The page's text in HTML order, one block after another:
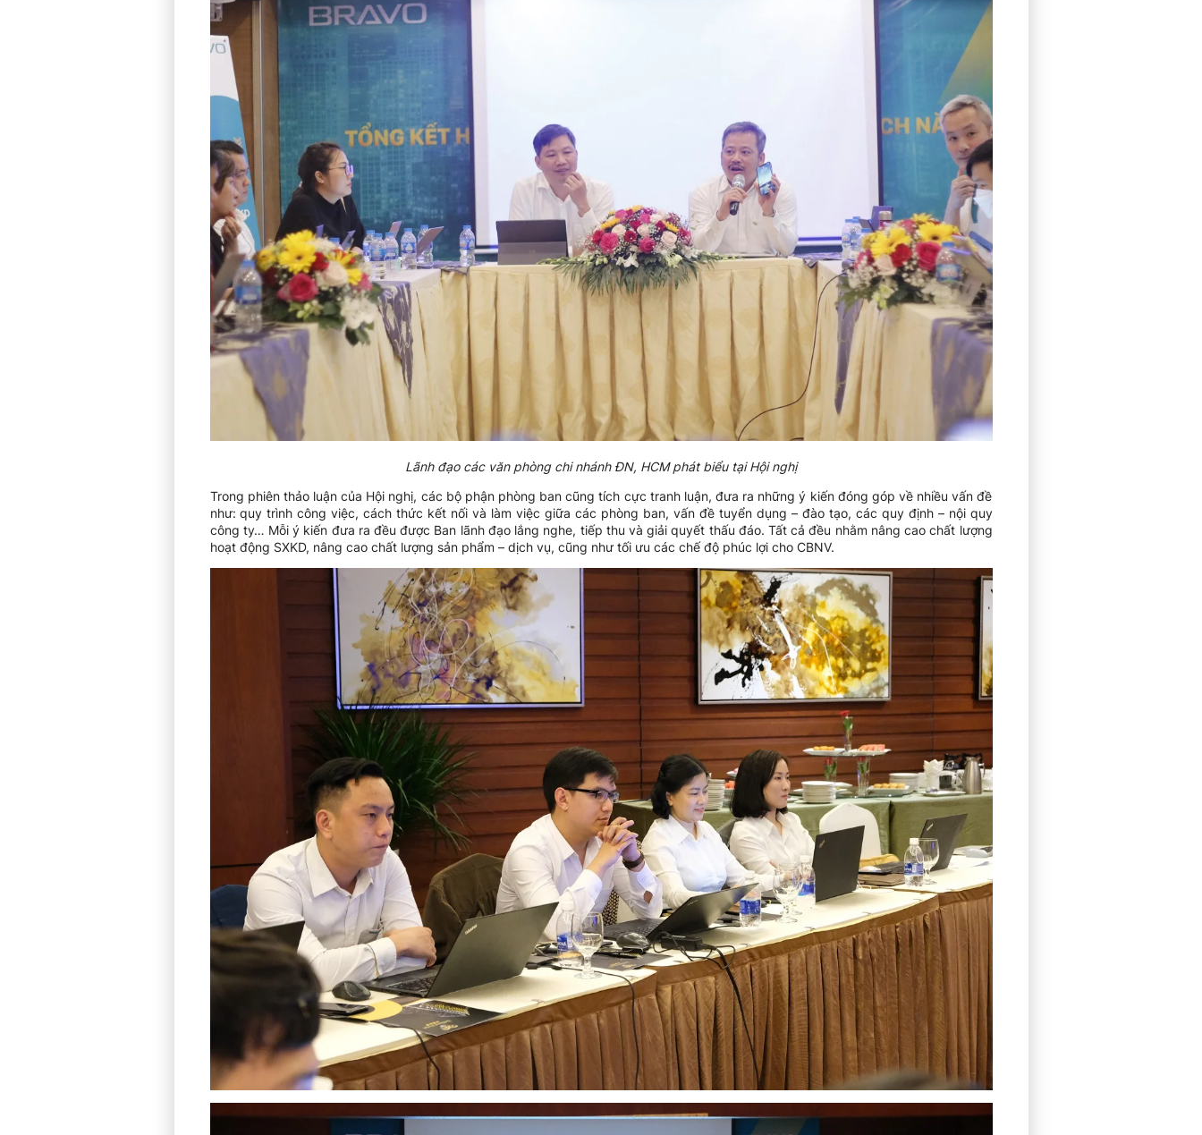
Lãnh đạo các văn phòng chi nhánh ĐN, HCM phát biểu tại Hội nghị
Trong phiên thảo luận của Hội nghị, các bộ phận phòng ban cũng tích cực tranh luận, đưa ra những ý kiến đóng góp về nhiều vấn đề
như: quy trình công việc, cách thức kết nối và làm việc giữa các phòng ban, vấn đề tuyển dụng – đào tạo, các quy định – nội quy
công ty… Mỗi ý kiến đưa ra đều được Ban lãnh đạo lắng nghe, tiếp thu và giải quyết thấu đáo. Tất cả đều nhằm nâng cao chất lượng
hoạt động SXKD, nâng cao chất lượng sản phẩm – dịch vụ, cũng như tối ưu các chế độ phúc lợi cho CBNV.